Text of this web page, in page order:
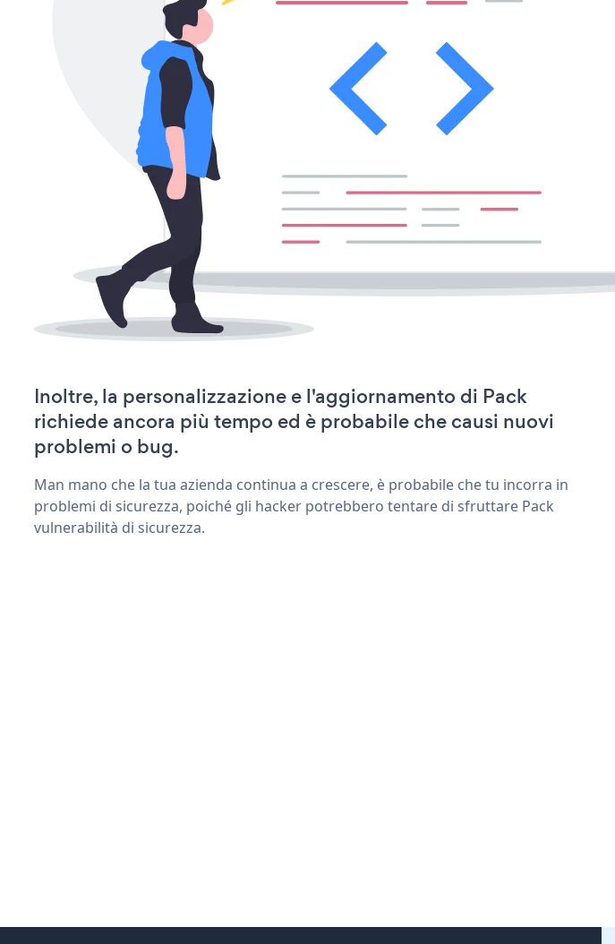
Inoltre, la personalizzazione e l'aggiornamento di Pack
richiede ancora più tempo ed è probabile che causi nuovi
problemi o bug.
Man mano che la tua azienda continua a crescere, è probabile che tu incorra in
problemi di sicurezza, poiché gli hacker potrebbero tentare di sfruttare Pack
vulnerabilità di sicurezza.